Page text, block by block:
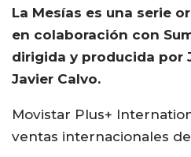
La Mesías es una serie
en colaboración con
dirigida y producida por
Javier Calvo.
Movistar Plus+
ventas internacionales